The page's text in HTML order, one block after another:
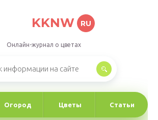
KKNW RU
Онлайн-журнал о цветах
Огород Цветы Статьи